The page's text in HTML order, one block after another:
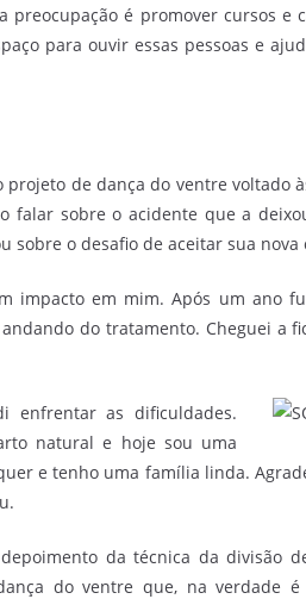
preocupação é promover cursos e
para ouvir essas pessoas e
de dança do ventre voltado
falar sobre o acidente que a
sobre o desafio de aceitar sua nova
impacto em mim. Após um ano
do tratamento. Cheguei a
enfrentar as dificuldades.
natural e hoje sou uma
e tenho uma família linda.
da técnica da divisão
do ventre que, na verdade